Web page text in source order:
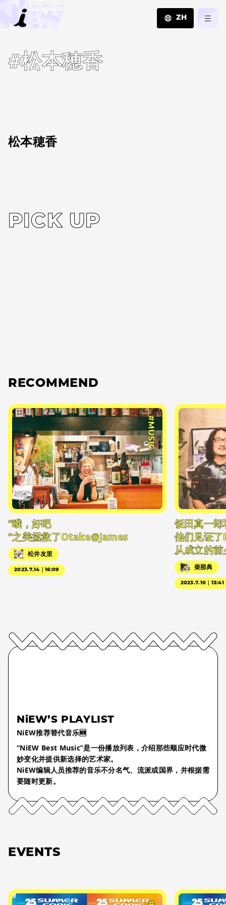
ZH
#松本穂香
松本穂香
PICK UP
RECOMMEND
#MUSIC
“哦，好吧
“之美拯救了Otake@James
松井友里
2023.7.14｜16:09
饭田真一
他们见证
从成立的
柴那典
2023.7.10｜13:41
NiEW’S PLAYLIST
NiEW推荐替代音乐🆕
“NiEW Best Music”是一份播放列表，介绍那些顺应时代微
妙变化并提供新选择的艺术家。
NiEW编辑人员推荐的音乐不分名气、流派或国界，并根据需
要随时更新。
EVENTS